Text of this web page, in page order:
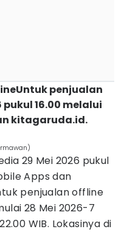
penjualan
16.00 melalui
kitagaruda.id.
29 Mei 2026 pukul
Apps dan
penjualan offline
28 Mei 2026-7
WIB. Lokasinya di